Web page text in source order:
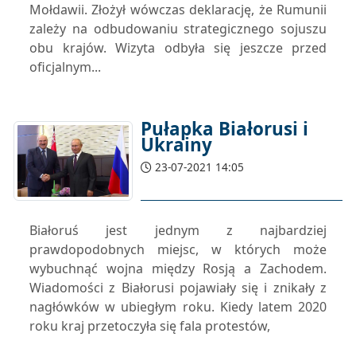
Mołdawii. Złożył wówczas deklarację, że Rumunii
zależy na odbudowaniu strategicznego sojuszu
obu krajów. Wizyta odbyła się jeszcze przed
oficjalnym...
Pułapka Białorusi i
Ukrainy
23-07-2021 14:05
Białoruś jest jednym z najbardziej
prawdopodobnych miejsc, w których może
wybuchnąć wojna między Rosją a Zachodem.
Wiadomości z Białorusi pojawiały się i znikały z
nagłówków w ubiegłym roku. Kiedy latem 2020
roku kraj przetoczyła się fala protestów,